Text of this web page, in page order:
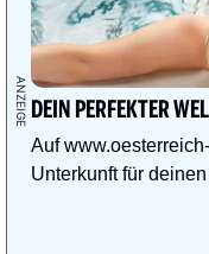
DEIN PERFEKTER
Auf
Unterkunft für